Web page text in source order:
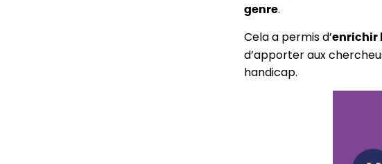
genre.
Cela a permis d’enrichir
d’apporter aux
handicap.